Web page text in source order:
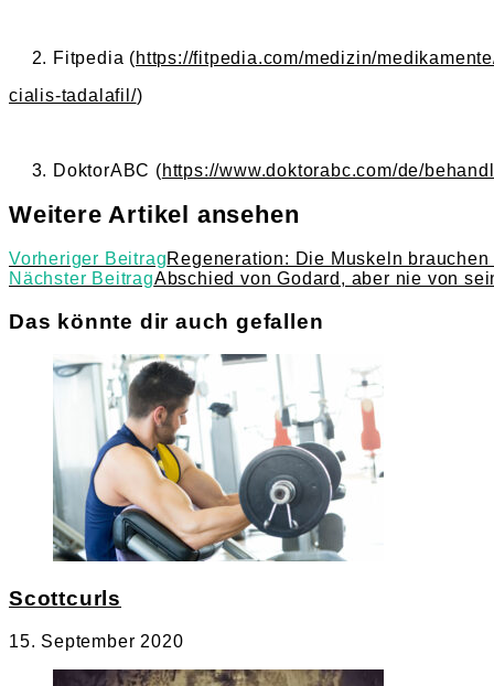
Fitpedia (https://fitpedia.com/medizin/
cialis-tadalafil/)
DoktorABC (https://www.doktorabc.com/de/
Weitere Artikel ansehen
Vorheriger BeitragRegeneration: Die Muskeln
Nächster BeitragAbschied von Godard, aber nie von
Das könnte dir auch gefallen
Scottcurls
15. September 2020